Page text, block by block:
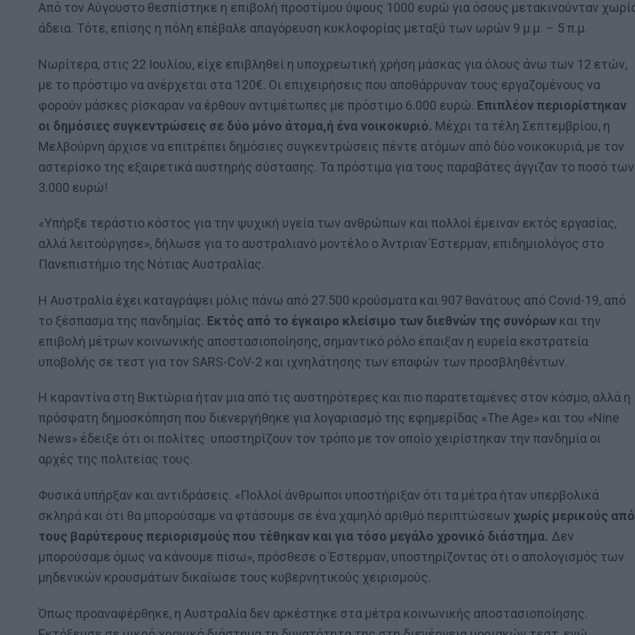
Από τον Αύγουστο θεσπίστηκε η επιβολή προστίμου ύψους 1000 ευρώ για όσους μετακινούνταν
άδεια. Τότε, επίσης η πόλη επέβαλε απαγόρευση κυκλοφορίας μεταξύ των ωρών 9 μ.μ. – 5 π.μ.
Νωρίτερα, στις 22 Ιουλίου, είχε επιβληθεί η υποχρεωτική χρήση μάσκας για όλους άνω των 12 ετών,
με το πρόστιμο να ανέρχεται στα 120€. Οι επιχειρήσεις που αποθάρρυναν τους εργαζομένους να
φορούν μάσκες ρίσκαραν να έρθουν αντιμέτωπες με πρόστιμο 6.000 ευρώ. Επιπλέον περιορίστηκαν
οι δημόσιες συγκεντρώσεις σε δύο μόνο άτομα,ή ένα νοικοκυριό. Μέχρι τα τέλη Σεπτεμβρίου, η
Μελβούρνη άρχισε να επιτρέπει δημόσιες συγκεντρώσεις πέντε ατόμων από δύο νοικοκυριά, με τον
αστερίσκο της εξαιρετικά αυστηρής σύστασης. Τα πρόστιμα για τους παραβάτες άγγιζαν το ποσό των
3.000 ευρώ!
«Υπήρξε τεράστιο κόστος για την ψυχική υγεία των ανθρώπων και πολλοί έμειναν εκτός εργασίας,
αλλά λειτούργησε», δήλωσε για το αυστραλιανό μοντέλο ο Άντριαν Έστερμαν, επιδημιολόγος στο
Πανεπιστήμιο της Νότιας Αυστραλίας.
Η Αυστραλία έχει καταγράψει μόλις πάνω από 27.500 κρούσματα και 907 θανάτους από Covid-19, από
το ξέσπασμα της πανδημίας. Εκτός από το έγκαιρο κλείσιμο των διεθνών της συνόρων και την
επιβολή μέτρων κοινωνικής αποστασιοποίησης, σημαντικό ρόλο έπαιξαν η ευρεία εκστρατεία
υποβολής σε τεστ για τον SARS-CoV-2 και ιχνηλάτησης των επαφών των προσβληθέντων.
Η καραντίνα στη Βικτώρια ήταν μια από τις αυστηρότερες και πιο παρατεταμένες στον κόσμο, αλλά η
πρόσφατη δημοσκόπηση που διενεργήθηκε για λογαριασμό της εφημερίδας «The Age» και του «Nine
News» έδειξε ότι οι πολίτες υποστηρίζουν τον τρόπο με τον οποίο χειρίστηκαν την πανδημία οι
αρχές της πολιτείας τους.
Φυσικά υπήρξαν και αντιδράσεις. «Πολλοί άνθρωποι υποστήριξαν ότι τα μέτρα ήταν υπερβολικά
σκληρά και ότι θα μπορούσαμε να φτάσουμε σε ένα χαμηλό αριθμό περιπτώσεων χωρίς μερικούς από
τους βαρύτερους περιορισμούς που τέθηκαν και για τόσο μεγάλο χρονικό διάστημα. Δεν
μπορούσαμε όμως να κάνουμε πίσω», πρόσθεσε ο Έστερμαν, υποστηρίζοντας ότι ο απολογισμός των
μηδενικών κρουσμάτων δικαίωσε τους κυβερνητικούς χειρισμούς.
Όπως προαναφέρθηκε, η Αυστραλία δεν αρκέστηκε στα μέτρα κοινωνικής αποστασιοποίησης.